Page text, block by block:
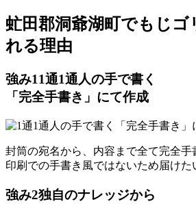
虻田郡洞爺湖町でもじ
れる理由
強み11通1通人の手で書く
「完全手書き」にて作成
封筒の宛名から、内容まで全て完全手
印刷での手書き風ではないため届けた
強み2独自のナレッジから